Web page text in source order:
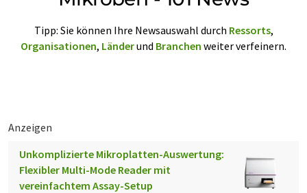
Tipp: Sie können Ihre Newsauswahl durch Ressorts,
Organisationen, Länderund Branchen weiter verfeinern.
Anzeigen
Unkomplizierte Mikroplatten-Auswertung:
Flexibler Multi-Mode Reader mit
vereinfachtem Assay-Setup